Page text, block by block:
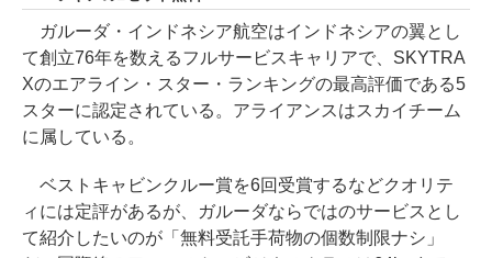
ガルーダ・インドネシア航空はインドネシアの翼とし
て創立76年を数えるフルサービスキャリアで、SKYTRA
Xのエアライン・スター・ランキングの最高評価である5
スターに認定されている。アライアンスはスカイチーム
に属している。
ベストキャビンクルー賞を6回受賞するなどクオリテ
ィには定評があるが、ガルーダならではのサービスとし
て紹介したいのが「無料受託手荷物の個数制限ナシ」